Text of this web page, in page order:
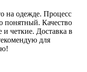
на одежде. Процесс
понятный. Качество
и четкие. Доставка в
для